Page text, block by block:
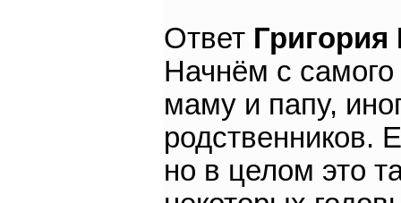
Ответ
Начнём с самого
маму и папу,
родственников.
но в целом это